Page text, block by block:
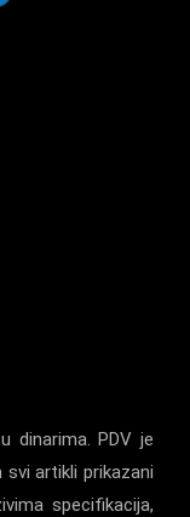
dinarima. PDV je
artikli prikazani
specifikacija,